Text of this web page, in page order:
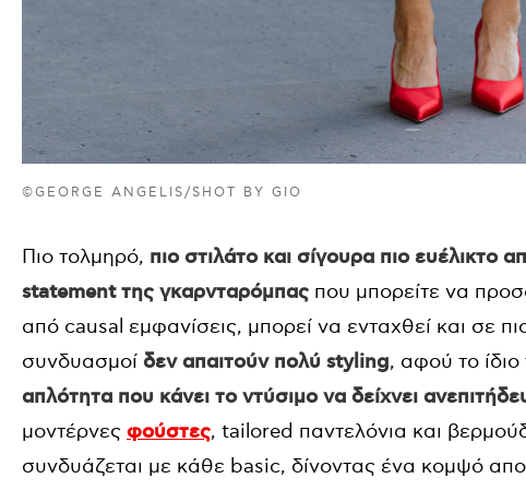
©GEORGE ANGELIS/SHOT BY GIO
Πιο τολμηρό, πιο στιλάτο και σίγουρα πιο ευέλικτο
statement της γκαρνταρόμπας που μπορείτε να
από causal εμφανίσεις, μπορεί να ενταχθεί και σε
συνδυασμοί δεν απαιτούν πολύ styling, αφού το
απλότητα που κάνει το ντύσιμο να δείχνει
μοντέρνες φούστες, tailored παντελόνια και
συνδυάζεται με κάθε basic, δίνοντας ένα κομψό